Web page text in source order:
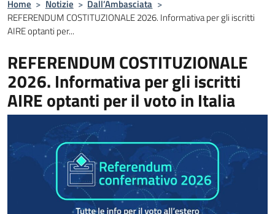
Home > Notizie > Dall’Ambasciata >
REFERENDUM COSTITUZIONALE 2026. Informativa per gli iscritti
AIRE optanti per...
REFERENDUM COSTITUZIONALE
2026. Informativa per gli iscritti
AIRE optanti per il voto in Italia